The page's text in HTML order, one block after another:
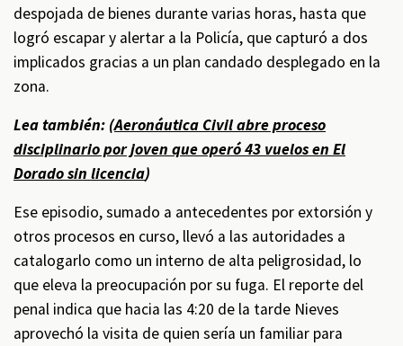
despojada de bienes durante varias horas, hasta que
logró escapar y alertar a la Policía, que capturó a dos
implicados gracias a un plan candado desplegado en la
zona.
Lea también: (Aeronáutica Civil abre proceso
disciplinario por joven que operó 43 vuelos en El
Dorado sin licencia)
Ese episodio, sumado a antecedentes por extorsión y
otros procesos en curso, llevó a las autoridades a
catalogarlo como un interno de alta peligrosidad, lo
que eleva la preocupación por su fuga. El reporte del
penal indica que hacia las 4:20 de la tarde Nieves
aprovechó la visita de quien sería un familiar para